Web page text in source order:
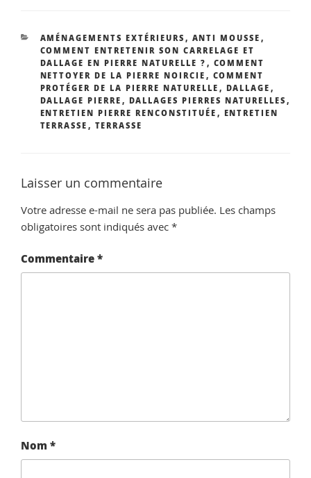
CATÉGORIES
AMÉNAGEMENTS EXTÉRIEURS , ANTI MOUSSE ,
COMMENT ENTRETENIR SON CARRELAGE ET
DALLAGE EN PIERRE NATURELLE ? , COMMENT
NETTOYER DE LA PIERRE NOIRCIE , COMMENT
PROTÉGER DE LA PIERRE NATURELLE , DALLAGE ,
DALLAGE PIERRE , DALLAGES PIERRES NATURELLES ,
ENTRETIEN PIERRE RENCONSTITUÉE , ENTRETIEN
TERRASSE , TERRASSE
Laisser un commentaire
Votre adresse e-mail ne sera pas publiée. Les champs
obligatoires sont indiqués avec *
Commentaire*
Nom *